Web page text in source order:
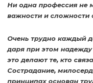
Ни одна профессия не
важности и сложности
Очень трудно каждый
даря при этом
это делают те, кто
Сострадание,
принципах основан